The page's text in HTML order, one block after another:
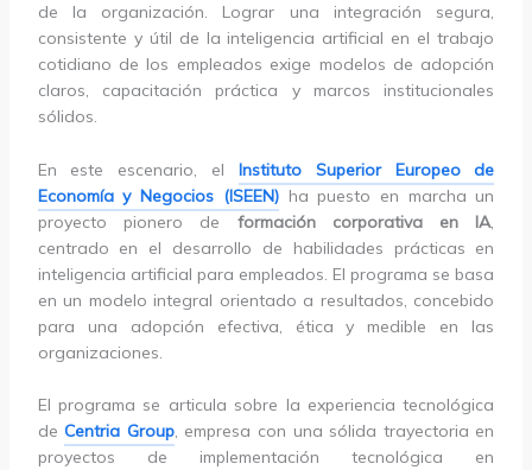
de la organización. Lograr una integración segura,
consistente y útil de la inteligencia artificial en el trabajo
cotidiano de los empleados exige modelos de adopción
claros, capacitación práctica y marcos institucionales
sólidos.
En este escenario, el Instituto Superior Europeo de
Economía y Negocios (ISEEN)ha puesto en marcha un
proyecto pionero de formación corporativa en IA,
centrado en el desarrollo de habilidades prácticas en
inteligencia artificial para empleados. El programa se basa
en un modelo integral orientado a resultados, concebido
para una adopción efectiva, ética y medible en las
organizaciones.
El programa se articula sobre la experiencia tecnológica
deCentria Group, empresa con una sólida trayectoria en
proyectos de implementación tecnológica en